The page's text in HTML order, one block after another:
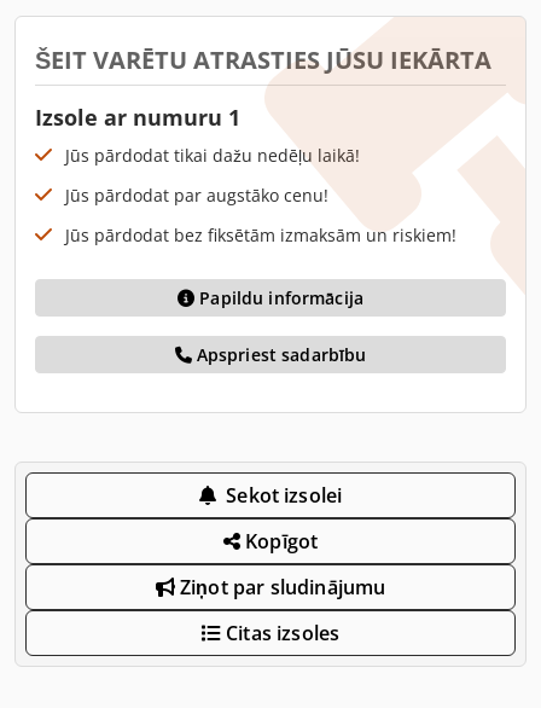
ŠEIT VARĒTU ATRASTIES JŪSU IEKĀRTA
Izsole ar numuru 1
Jūs pārdodat tikai dažu nedēļu laikā!
Jūs pārdodat par augstāko cenu!
Jūs pārdodat bez fiksētām izmaksām un riskiem!
Papildu informācija
Apspriest sadarbību
Sekot izsolei
Kopīgot
Ziņot par sludinājumu
Citas izsoles